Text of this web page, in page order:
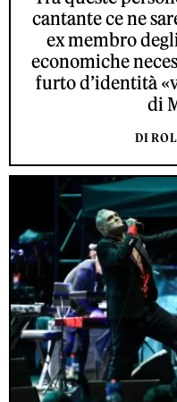
cantante ce ne
ex membro
economiche
furto d’identità
di
DI